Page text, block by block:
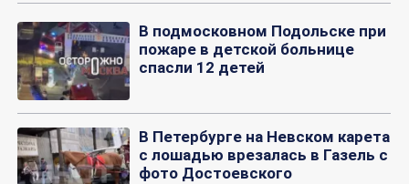
В подмосковном Подольске при
пожаре в детской больнице
спасли 12 детей
В Петербурге на Невском карета
с лошадью врезалась в Газель с
фото Достоевского